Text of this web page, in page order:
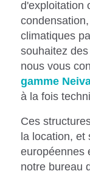
d'exploitation
climatiques
souhaitez
nous vous
gamme
à la fois
Ces
la location,
européennes
notre bureau